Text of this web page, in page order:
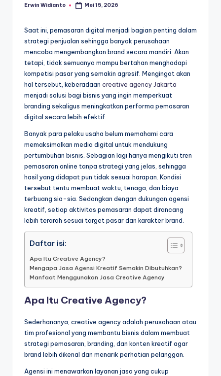
Posted
Erwin Widianto Mei 15, 2026
Saat ini, pemasaran digital menjadi bagian penting dalam
strategi penjualan sehingga banyak perusahaan
mencoba mengembangkan brand secara mandiri. Akan
tetapi, tidak semuanya mampu bertahan menghadapi
kompetisi pasar yang semakin agresif. Mengingat akan
hal tersebut, keberadaan creative agency Jakarta
menjadi solusi bagi bisnis yang ingin memperkuat
branding sekaligus meningkatkan performa pemasaran
digital secara lebih efektif.
Banyak para pelaku usaha belum memahami cara
memaksimalkan media digital untuk mendukung
pertumbuhan bisnis. Sebagian lagi hanya mengikuti tren
pemasaran online tanpa strategi yang jelas, sehingga
hasil yang didapat pun tidak sesuai harapan. Kondisi
tersebut tentu membuat waktu, tenaga, dan biaya
terbuang sia-sia. Sedangkan dengan dukungan agensi
kreatif, setiap aktivitas pemasaran dapat dirancang
lebih terarah sesuai target pasar dan karakter brand.
Daftar isi:
Apa Itu Creative Agency?
Mengapa Jasa Agensi Kreatif Semakin Dibutuhkan?
Manfaat Menggunakan Jasa Creative Agency
Apa Itu Creative Agency?
Sederhananya, creative agency adalah perusahaan atau
tim profesional yang membantu bisnis dalam membuat
strategi pemasaran, branding, dan konten kreatif agar
brand lebih dikenal dan menarik perhatian pelanggan.
Agensi ini menawarkan layanan jasa yang cukup